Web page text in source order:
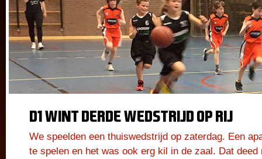
D1 wint derde wedstrijd op rij
We speelden een thuiswedstrijd op zaterdag. Een
te spelen en het was ook erg kil in de zaal. Dat